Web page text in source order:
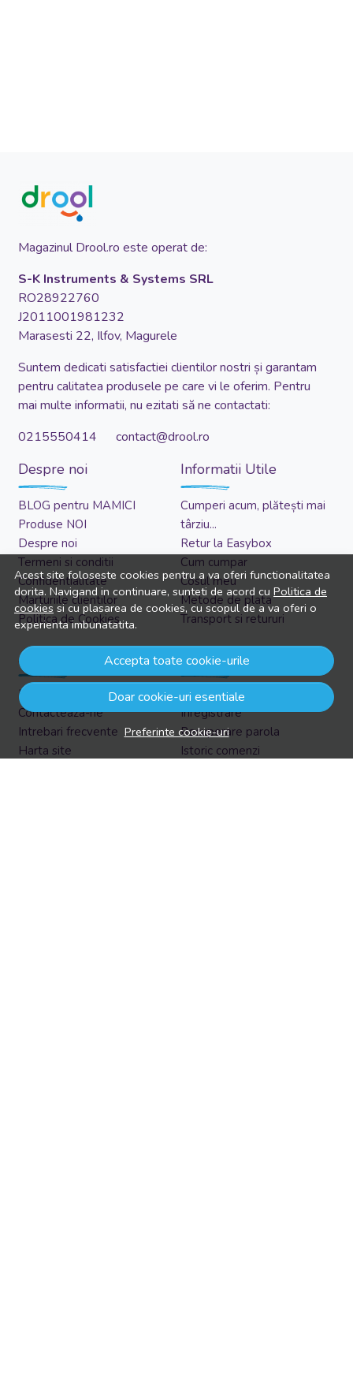
Acest site foloseste cookies pentru a va oferi functionalitatea
dorita. Navigand in continuare, sunteti de acord cu Politica de
cookiessi cu plasarea de cookies, cu scopul de a va oferi o
experienta imbunatatita.
Accepta toate cookie-urile
Doar cookie-uri esentiale
Preferinte cookie-uri
Magazinul Drool.ro este operat de:
S-K Instruments & Systems SRL
RO28922760
J2011001981232
Marasesti 22, Ilfov, Magurele
Suntem dedicati satisfactiei clientilor nostri și garantam
pentru calitatea produsele pe care vi le oferim. Pentru
mai multe informatii, nu ezitati să ne contactati:
0215550414 contact@drool.ro
Despre noi
BLOG pentru MAMICI
Produse NOI
Despre noi
Termeni si conditii
Confidentialitate
Marturiile clientilor
Politica de Cookies
Informatii Utile
Cumperi acum, plătești mai
târziu...
Retur la Easybox
Cum cumpar
Cosul meu
Metode de plata
Transport si retururi
Asistenta
Informatii legale
Contacteaza-ne
Intrebari frecvente
Harta site
Cont client
Contul meu
Inregistrare
Recuperare parola
Istoric comenzi